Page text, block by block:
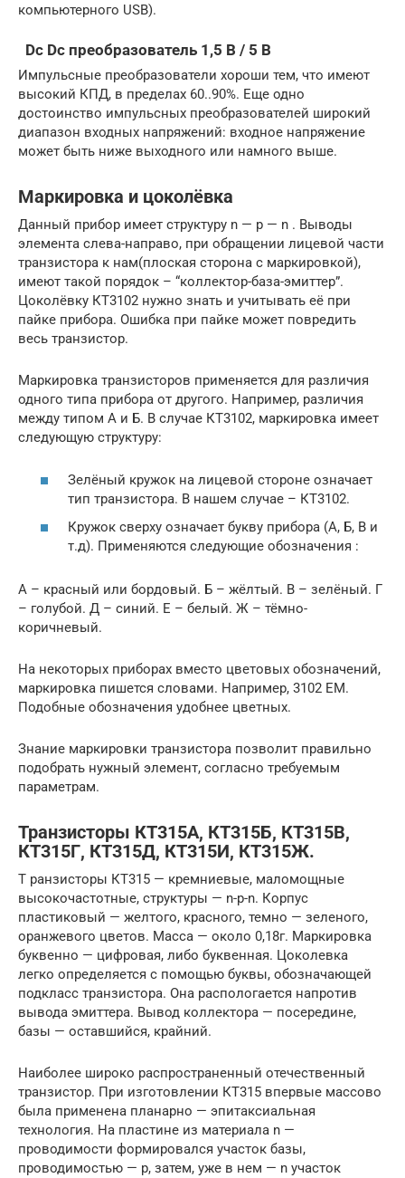
компьютерного USB).
Dc Dc преобразователь 1,5 В / 5 В
Импульсные преобразователи хороши тем, что имеют
высокий КПД, в пределах 60..90%. Еще одно
достоинство импульсных преобразователей широкий
диапазон входных напряжений: входное напряжение
может быть ниже выходного или намного выше.
Маркировка и цоколёвка
Данный прибор имеет структуру n — p — n . Выводы
элемента слева-направо, при обращении лицевой части
транзистора к нам(плоская сторона с маркировкой),
имеют такой порядок – “коллектор-база-эмиттер”.
Цоколёвку КТ3102 нужно знать и учитывать её при
пайке прибора. Ошибка при пайке может повредить
весь транзистор.
Маркировка транзисторов применяется для различия
одного типа прибора от другого. Например, различия
между типом А и Б. В случае КТ3102, маркировка имеет
следующую структуру:
Зелёный кружок на лицевой стороне означает
тип транзистора. В нашем случае – КТ3102.
Кружок сверху означает букву прибора (А, Б, В и
т.д). Применяются следующие обозначения :
А – красный или бордовый. Б – жёлтый. В – зелёный. Г
– голубой. Д – синий. Е – белый. Ж – тёмно-
коричневый.
На некоторых приборах вместо цветовых обозначений,
маркировка пишется словами. Например, 3102 EM.
Подобные обозначения удобнее цветных.
Знание маркировки транзистора позволит правильно
подобрать нужный элемент, согласно требуемым
параметрам.
Транзисторы КТ315А, КТ315Б, КТ315В,
КТ315Г, КТ315Д, КТ315И, КТ315Ж.
Т ранзисторы КТ315 — кремниевые, маломощные
высокочастотные, структуры — n-p-n. Корпус
пластиковый — желтого, красного, темно — зеленого,
оранжевого цветов. Масса — около 0,18г. Маркировка
буквенно — цифровая, либо буквенная. Цоколевка
легко определяется с помощью буквы, обозначающей
подкласс транзистора. Она распологается напротив
вывода эмиттера. Вывод коллектора — посередине,
базы — оставшийся, крайний.
Наиболее широко распространенный отечественный
транзистор. При изготовлении КТ315 впервые массово
была применена планарно — эпитаксиальная
технология. На пластине из материала n —
проводимости формировался участок базы,
проводимостью — p, затем, уже в нем — n участок